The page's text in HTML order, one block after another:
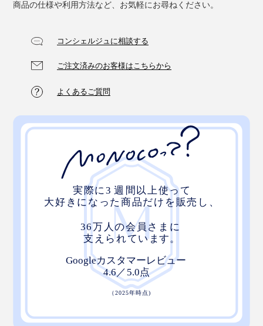
商品の仕様や利用方法など、お気軽にお尋ねください。
コンシェルジュに相談する
ご注文済みのお客様はこちらから
よくあるご質問